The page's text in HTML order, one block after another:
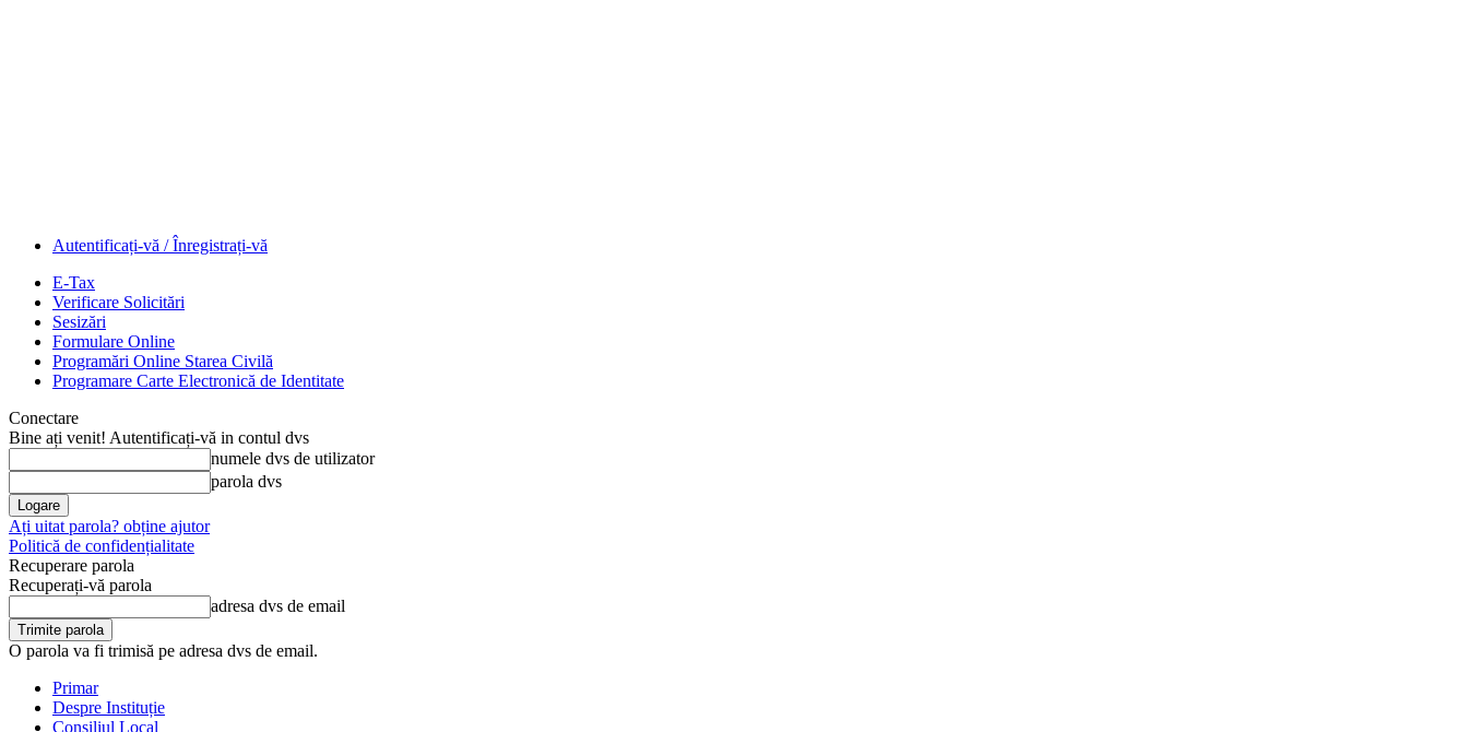
Autentificați-vă / Înregistrați-vă
E-Tax
Verificare Solicitări
Sesizări
Formulare Online
Programări Online Starea Civilă
Programare Carte Electronică de Identitate
Conectare
Bine ați venit! Autentificați-vă in contul dvs
numele dvs de utilizator
parola dvs
Ați uitat parola? obține ajutor
Politică de confidențialitate
Recuperare parola
Recuperați-vă parola
adresa dvs de email
O parola va fi trimisă pe adresa dvs de email.
Primar
Despre Instituție
Consiliul Local